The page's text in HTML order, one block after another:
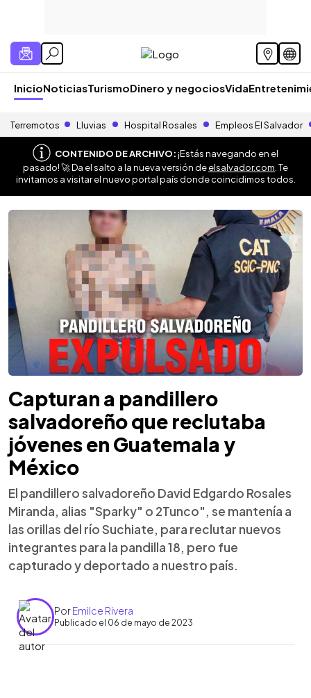
InicioNoticiasTurismoDinero y negociosVida
Terremotos Lluvias Hospital Rosales Empleos El Salvador
CONTENIDO DE ARCHIVO:¡Estás navegando en el
pasado! 🚀 Da el salto a la nueva versión deelsalvador.com . Te
invitamos a visitar el nuevo portal país donde coincidimos todos.
Capturan a pandillero
salvadoreño que reclutaba
jóvenes en Guatemala y
México
El pandillero salvadoreño David Edgardo Rosales
Miranda, alias "Sparky" o 2Tunco", se mantenía a
las orillas del río Suchiate, para reclutar nuevos
integrantes para la pandilla 18, pero fue
capturado y deportado a nuestro país.
PorEmilce Rivera
Publicado el 06 de mayo de 2023